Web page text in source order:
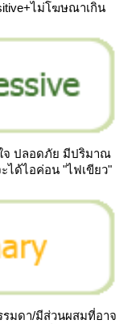
ไม่โฆษณาเกิน
จ ปลอดภัย มีปริมาณ
ได้ไอค่อน "ไฟเขียว"
มดา/มีส่วนผสมที่อาจ